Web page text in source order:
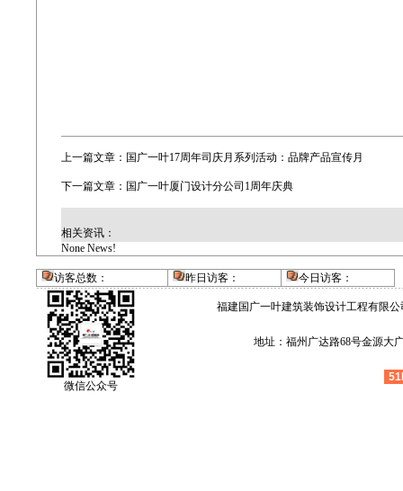
上一篇文章： 国广一叶17周年司庆月系列活动：品牌产品宣传月
下一篇文章： 国广一叶厦门设计分公司1周年庆典
相关资讯：
None News!
访客总数： 昨日访客： 今日访客 ：
微信公众号
福建国广一叶建筑装饰设计工程有限
地址：福州广达路68号金源大